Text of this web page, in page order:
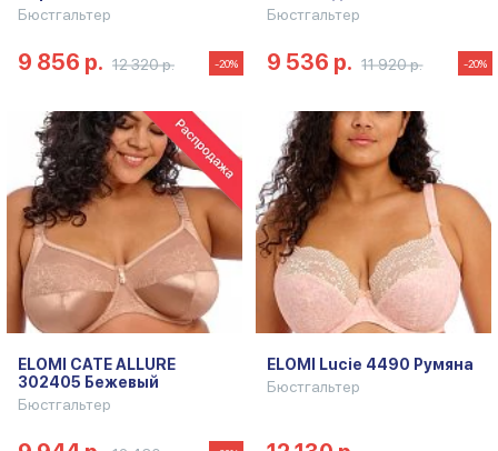
Бюстгальтер
9 856 р. 12 320 р. -20%
Бюстгальтер
9 536 р. 11 920 р. -20%
ELOMI CATE ALLURE
302405 Бежевый
Бюстгальтер
ELOMI Lucie 4490 Румяна
Бюстгальтер